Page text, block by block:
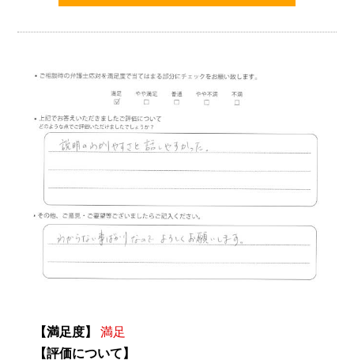
【満足度】
満足
【評価について】